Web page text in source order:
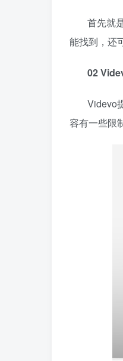
首先就
能找到，还
02
Videvo
容有一些限